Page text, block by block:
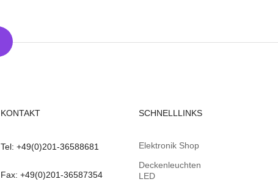
KONTAKT
Tel: +49(0)201-36588681
Fax: +49(0)201-36587354
SCHNELLLINKS
Elektronik Shop
Deckenleuchten
LED